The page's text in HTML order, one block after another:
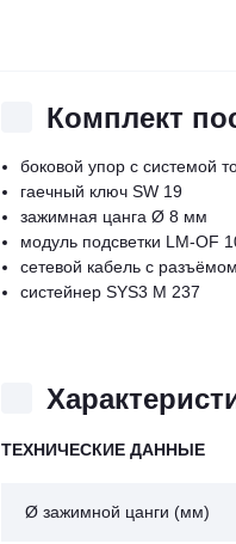
Комплект
боковой упор с системой
гаечный ключ SW 19
зажимная цанга Ø 8 мм
модуль подсветки LM-OF
сетевой кабель с
систейнер SYS3 M 237
ТЕХНИЧЕСКИЕ ДАННЫЕ
Ø зажимной цанги (мм)